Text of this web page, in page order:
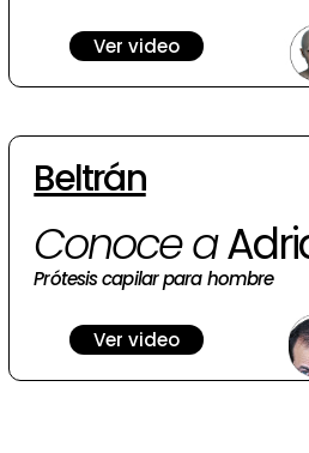
Ver video
Beltrán
Conoce a
Prótesis capilar para hombre
Ver video